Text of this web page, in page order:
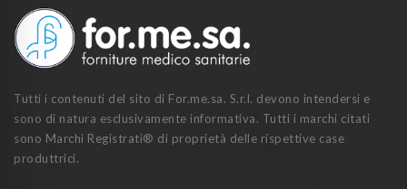
Tutti i contenuti del sito di For.me.sa. S.r.l. devono intendersi e
sono di natura esclusivamente informativa. Tutti i marchi citati
sono Marchi Registrati® di proprietà delle rispettive case
produttrici.